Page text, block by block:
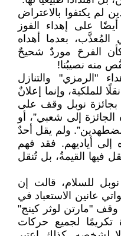
لم يكتفوا بالاعتراض
على إهداء الفوز
بعدما أهداه
الفرحَ موردٌ شحيحٌ
منه نصيبُنا!
"الرمزي" والتنازل
للملكية، وإنما إعلانٌ
نوبل وقف على
إلى شعبي”، أو
ولم يقل أحدٌ
أياديهم. فقد فهم
فيها القيمةُ، بل تُنقل
للسلام، قالت إن
عانين الاستعباد في
وقف "مارتن لوثر كينج"
تكريمًا لجميع حركات